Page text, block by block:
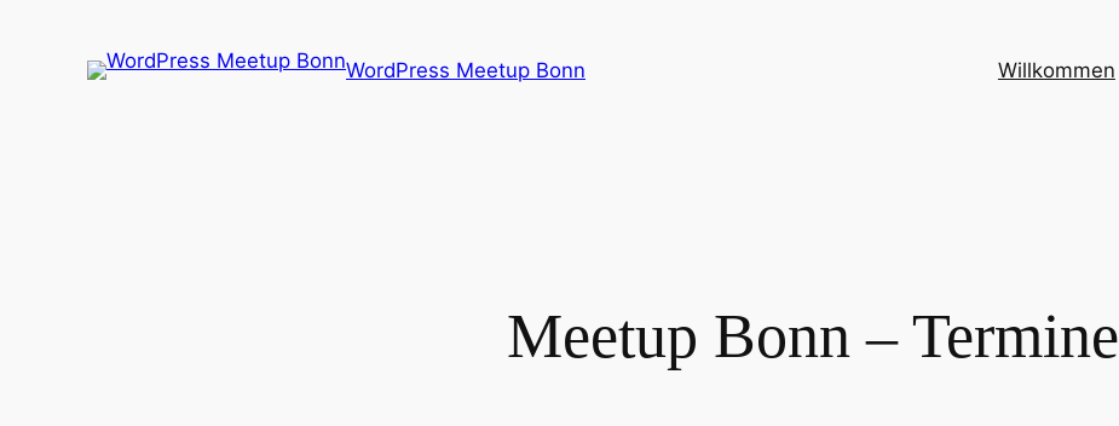
springen
WordPress Meetup Bonn Willkommen
Meetup Bonn – Termine